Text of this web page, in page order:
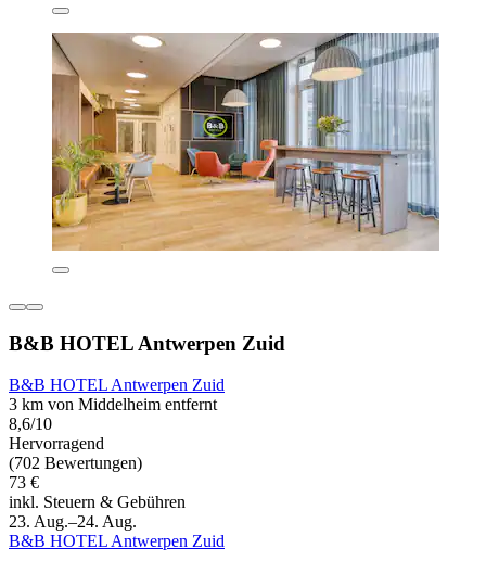
B&B HOTEL Antwerpen Zuid
B&B HOTEL Antwerpen Zuid
3 km von Middelheim entfernt
8,6/10
Hervorragend
(702 Bewertungen)
73 €
inkl. Steuern & Gebühren
23. Aug.–24. Aug.
B&B HOTEL Antwerpen Zuid